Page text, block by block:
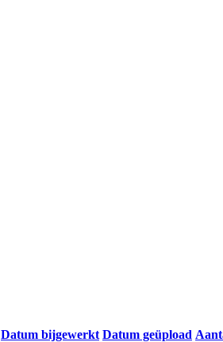
Datum bijgewerkt Datum geüpload